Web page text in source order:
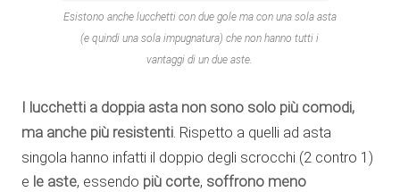
Esistono anche lucchetti con due gole ma con una sola asta
(e quindi una sola impugnatura) che non hanno tutti i
vantaggi di un due aste.
I lucchetti a doppia asta non sono solo più comodi,
ma anche più resistenti. Rispetto a quelli ad asta
singola hanno infatti il doppio degli scrocchi (2 contro 1)
e le aste, essendo più corte, soffrono meno